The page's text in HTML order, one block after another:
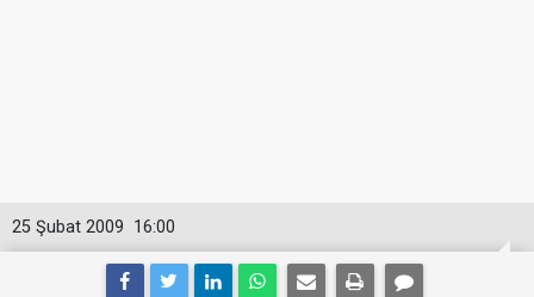
16:00
25 Şubat 2009